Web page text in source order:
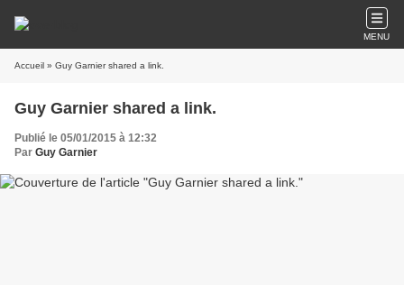
MENU
Accueil » Guy Garnier shared a link.
Guy Garnier shared a link.
Publié le 05/01/2015 à 12:32
Par Guy Garnier